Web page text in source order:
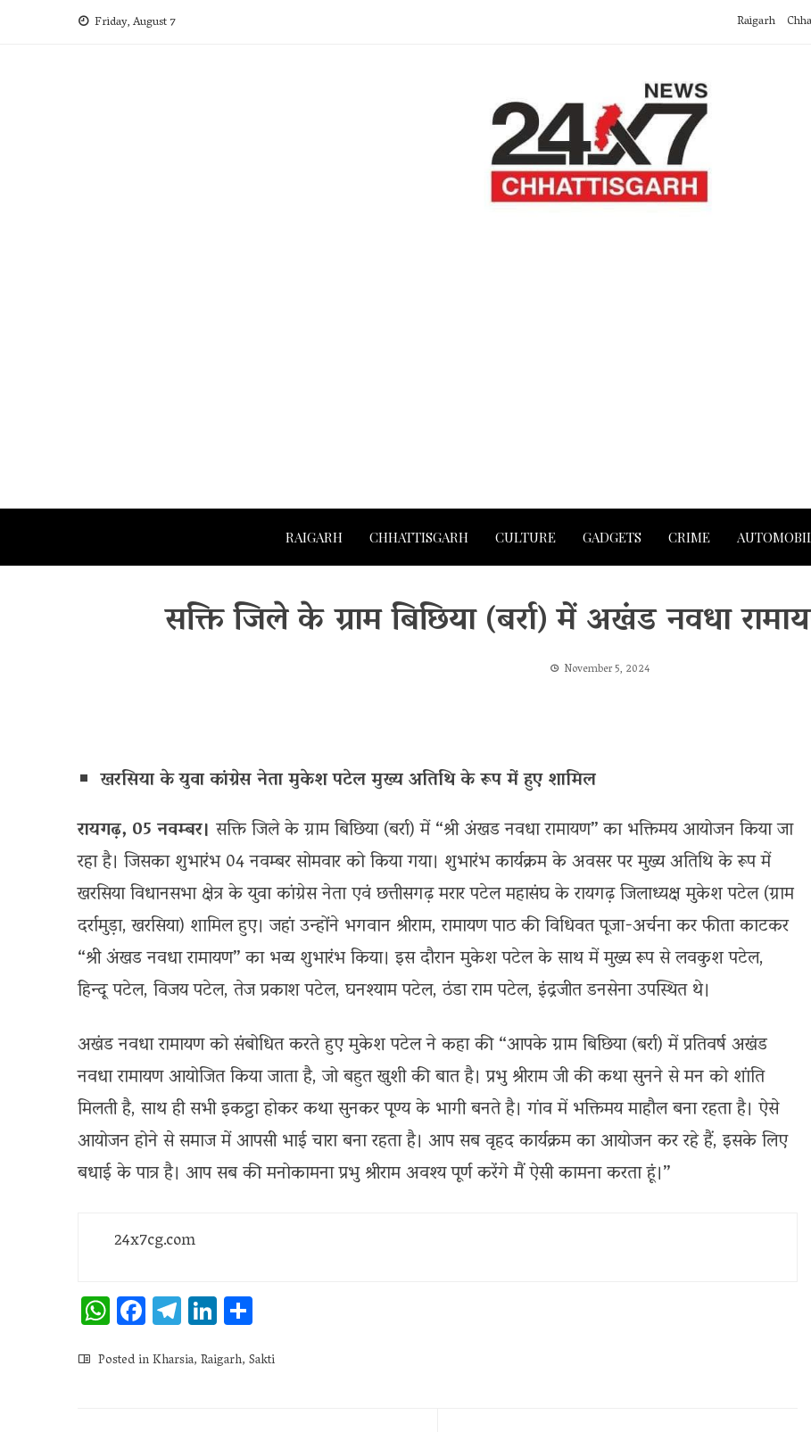
Friday, August 7 Raigarh
RAIGARH CHHATTISGARH CULTURE GADGETS CRIME
सक्ति जिले के ग्राम बिछिया (बर्रा) में अखंड नवधा
November 5, 2024
खरसिया के युवा कांग्रेस नेता मुकेश पटेल मुख्य अतिथि के रूप में हुए शामिल
रायगढ़, 05 नवम्बर। सक्ति जिले के ग्राम बिछिया (बर्रा) में “श्री अंखड नवधा रामायण” का भक्तिमय आयोजन किया जा
रहा है। जिसका शुभारंभ 04 नवम्बर सोमवार को किया गया। शुभारंभ कार्यक्रम के अवसर पर मुख्य अतिथि के रूप में
खरसिया विधानसभा क्षेत्र के युवा कांग्रेस नेता एवं छत्तीसगढ़ मरार पटेल महासंघ के रायगढ़ जिलाध्यक्ष मुकेश पटेल (ग्राम
दर्रामुड़ा, खरसिया) शामिल हुए। जहां उन्होंने भगवान श्रीराम, रामायण पाठ की विधिवत पूजा-अर्चना कर फीता काटकर
“श्री अंखड नवधा रामायण” का भव्य शुभारंभ किया। इस दौरान मुकेश पटेल के साथ में मुख्य रूप से लवकुश पटेल,
हिन्दू पटेल, विजय पटेल, तेज प्रकाश पटेल, घनश्याम पटेल, ठंडा राम पटेल, इंद्रजीत डनसेना उपस्थित थे।
अखंड नवधा रामायण को संबोधित करते हुए मुकेश पटेल ने कहा की “आपके ग्राम बिछिया (बर्रा) में प्रतिवर्ष अखंड
नवधा रामायण आयोजित किया जाता है, जो बहुत खुशी की बात है। प्रभु श्रीराम जी की कथा सुनने से मन को शांति
मिलती है, साथ ही सभी इकट्ठा होकर कथा सुनकर पूण्य के भागी बनते है। गांव में भक्तिमय माहौल बना रहता है। ऐसे
आयोजन होने से समाज में आपसी भाई चारा बना रहता है। आप सब वृहद कार्यक्रम का आयोजन कर रहे हैं, इसके लिए
बधाई के पात्र है। आप सब की मनोकामना प्रभु श्रीराम अवश्य पूर्ण करेंगे मैं ऐसी कामना करता हूं।”
24x7cg.com
WhatsApp
Facebook
Telegram
LinkedIn
Posted inKharsia,Raigarh,Sakti